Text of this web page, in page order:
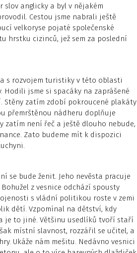
slov anglicky a byl v nějakém
Cestou jsme nabrali ještě
velkoryse pojaté společenské
hrstku cizinců, jež sem za poslední
s rozvojem turistiky v této oblasti
jsme si spacáky na zaprášené
zatím zdobí pokroucené plakáty
přemrštěnou nádheru doplňuje
zatím není řeč a ještě dlouho nebude,
Zato budeme mít k dispozici
se bude ženit. Jeho nevěsta pracuje
z vesnice odchází spousty
s vládní politikou roste v zemi
dětí. Vzpomínal na dětství, kdy
je to jiné. Většinu usedlíků tvoří staří
místní slavnost, rozzářil se učitel, a
Ukáže nám mešitu. Nedávno vesnici